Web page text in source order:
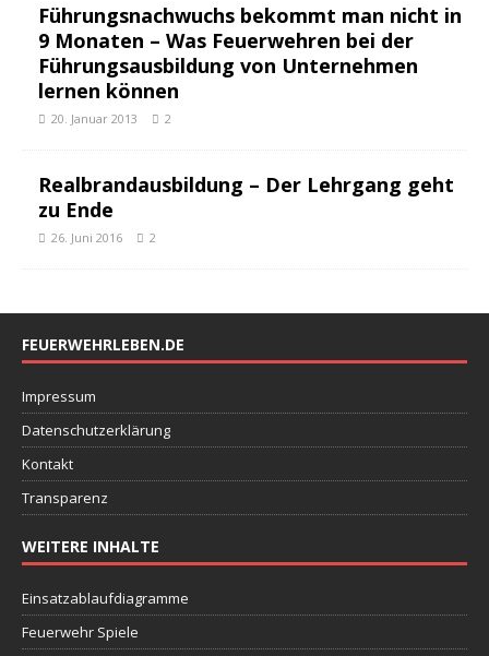
Führungsnachwuchs bekommt man nicht in
9 Monaten – Was Feuerwehren bei der
Führungsausbildung von Unternehmen
lernen können
20. Januar 2013 2
Realbrandausbildung – Der Lehrgang geht
zu Ende
26. Juni 2016 2
FEUERWEHRLEBEN.DE
Impressum
Datenschutzerklärung
Kontakt
Transparenz
WEITERE INHALTE
Einsatzablaufdiagramme
Feuerwehr Spiele